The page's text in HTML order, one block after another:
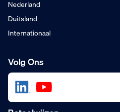
Nederland
Duitsland
Internationaal
Volg Ons